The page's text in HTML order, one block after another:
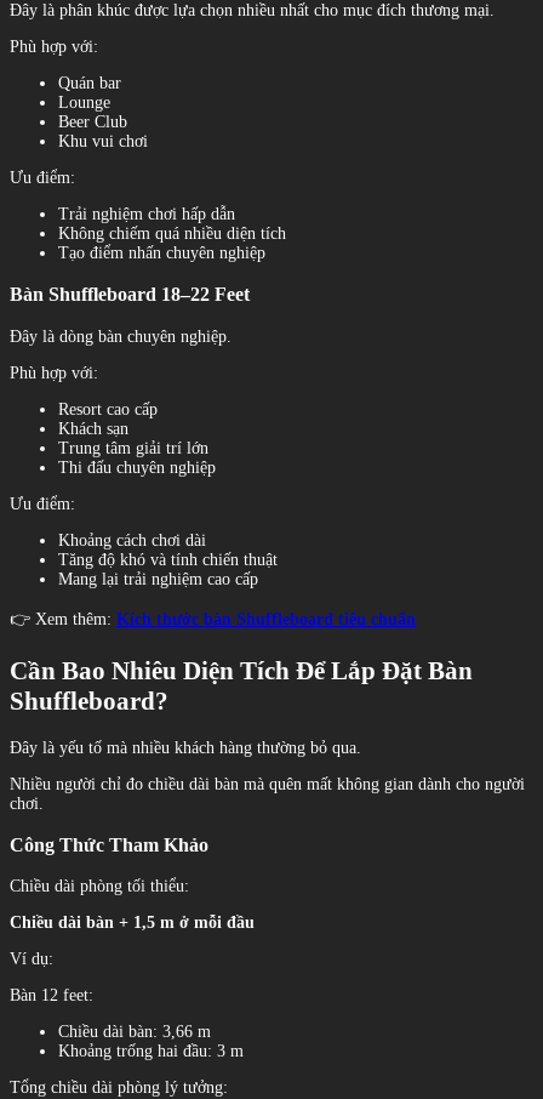
Đây là phân khúc được lựa chọn nhiều nhất cho mục đích thương mại.
Phù hợp với:
Quán bar
Lounge
Beer Club
Khu vui chơi
Ưu điểm:
Trải nghiệm chơi hấp dẫn
Không chiếm quá nhiều diện tích
Tạo điểm nhấn chuyên nghiệp
Bàn Shuffleboard 18–22 Feet
Đây là dòng bàn chuyên nghiệp.
Phù hợp với:
Resort cao cấp
Khách sạn
Trung tâm giải trí lớn
Thi đấu chuyên nghiệp
Ưu điểm:
Khoảng cách chơi dài
Tăng độ khó và tính chiến thuật
Mang lại trải nghiệm cao cấp
👉 Xem thêm: Kích thước bàn Shuffleboard tiêu chuẩn
Cần Bao Nhiêu Diện Tích Để Lắp Đặt Bàn
Shuffleboard?
Đây là yếu tố mà nhiều khách hàng thường bỏ qua.
Nhiều người chỉ đo chiều dài bàn mà quên mất không gian dành cho người
chơi.
Công Thức Tham Khảo
Chiều dài phòng tối thiểu:
Chiều dài bàn + 1,5 m ở mỗi đầu
Ví dụ:
Bàn 12 feet:
Chiều dài bàn: 3,66 m
Khoảng trống hai đầu: 3 m
Tổng chiều dài phòng lý tưởng: